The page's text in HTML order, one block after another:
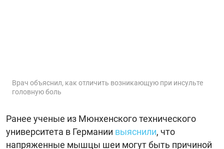
Врач объяснил, как отличить возникающую при инсульте
головную боль
Ранее ученые из Мюнхенского технического
университета в Германии выяснили, что
напряженные мышцы шеи могут быть причиной